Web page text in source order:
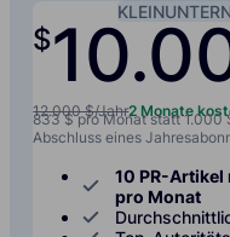
$
12.000 $/Jahr2 Monate
833 $ pro Monat statt 1.000
Abschluss eines
10 PR-
pro Monat